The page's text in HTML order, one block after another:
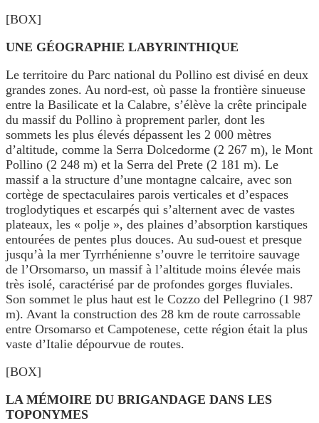
[BOX]
UNE GÉOGRAPHIE LABYRINTHIQUE
Le territoire du Parc national du Pollino est divisé en deux
grandes zones. Au nord-est, où passe la frontière sinueuse
entre la Basilicate et la Calabre, s’élève la crête principale
du massif du Pollino à proprement parler, dont les
sommets les plus élevés dépassent les 2 000 mètres
d’altitude, comme la Serra Dolcedorme (2 267 m), le Mont
Pollino (2 248 m) et la Serra del Prete (2 181 m). Le
massif a la structure d’une montagne calcaire, avec son
cortège de spectaculaires parois verticales et d’espaces
troglodytiques et escarpés qui s’alternent avec de vastes
plateaux, les « polje », des plaines d’absorption karstiques
entourées de pentes plus douces. Au sud-ouest et presque
jusqu’à la mer Tyrrhénienne s’ouvre le territoire sauvage
de l’Orsomarso, un massif à l’altitude moins élevée mais
très isolé, caractérisé par de profondes gorges fluviales.
Son sommet le plus haut est le Cozzo del Pellegrino (1 987
m). Avant la construction des 28 km de route carrossable
entre Orsomarso et Campotenese, cette région était la plus
vaste d’Italie dépourvue de routes.
[BOX]
LA MÉMOIRE DU BRIGANDAGE DANS LES
TOPONYMES